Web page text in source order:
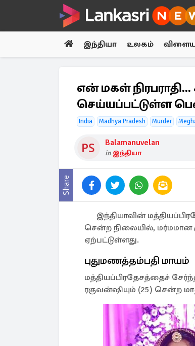
இந்தியா உலகம்
என் மகள்
செய்யப்பட்டுள்ள
India Madhya Pradesh Murder
Balamanuvelan
in இந்தியா
Share
இந்தியாவின்
சென்ற நிலையில், மர்மமான
ஏற்பட்டுள்ளது.
புதுமணத்தம்பதி மாயம்
மத்தியப்பிரதேசத்தைச்
ரகுவன்ஷியும் (25) சென்ற